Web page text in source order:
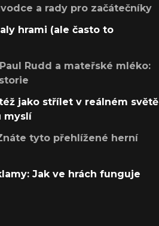
a rady pro začátečníky
hrami (ale často to
Rudd a mateřské mléko:
jako střílet v reálném světě
myslí
tyto přehlížené herní
Jak ve hrách funguje